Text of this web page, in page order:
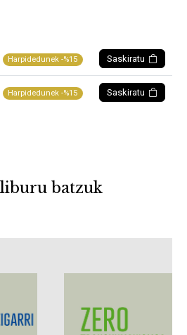
Harpidedunek -%15 Saskiratu
Harpidedunek -%15 Saskiratu
liburu batzuk